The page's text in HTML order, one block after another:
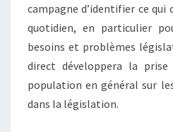
campagne d’identifier ce qui
quotidien, en particulier
besoins et problèmes
direct développera la prise
population en général sur
dans la législation.